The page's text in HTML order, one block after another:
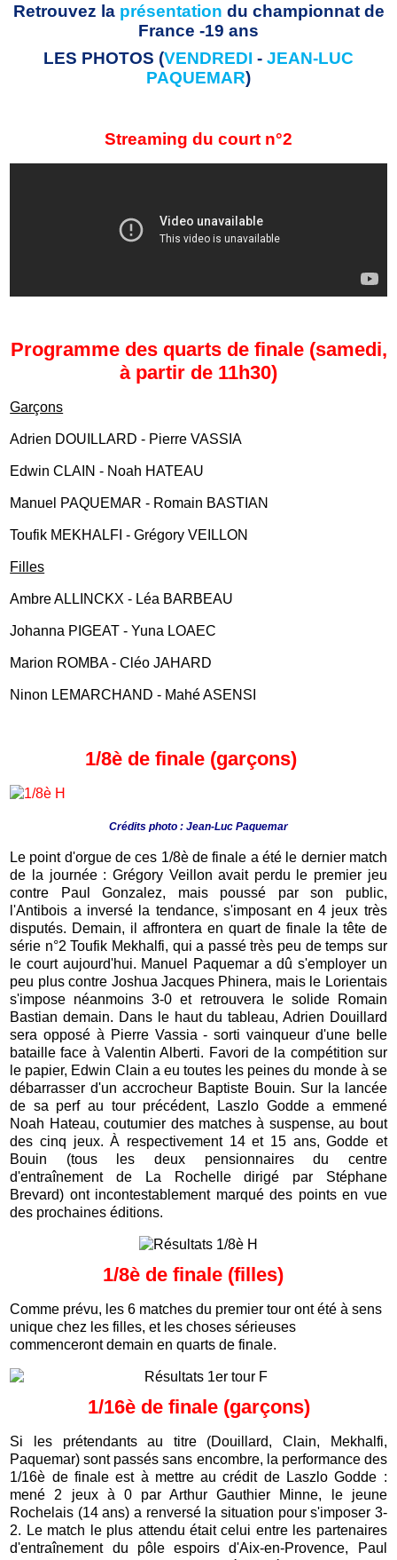
Retrouvez la présentation du championnat de
France -19 ans
LES PHOTOS (VENDREDI - JEAN-LUC
PAQUEMAR)
Streaming du court n°2
Programme des quarts de finale (samedi,
à partir de 11h30)
Garçons
Adrien DOUILLARD - Pierre VASSIA
Edwin CLAIN - Noah HATEAU
Manuel PAQUEMAR - Romain BASTIAN
Toufik MEKHALFI - Grégory VEILLON
Filles
Ambre ALLINCKX - Léa BARBEAU
Johanna PIGEAT - Yuna LOAEC
Marion ROMBA - Cléo JAHARD
Ninon LEMARCHAND - Mahé ASENSI
1/8è de finale (garçons)
Crédits photo : Jean-Luc Paquemar
Le point d'orgue de ces 1/8è de finale a été le dernier match
de la journée : Grégory Veillon avait perdu le premier jeu
contre Paul Gonzalez, mais poussé par son public,
l'Antibois a inversé la tendance, s'imposant en 4 jeux très
disputés. Demain, il affrontera en quart de finale la tête de
série n°2 Toufik Mekhalfi, qui a passé très peu de temps sur
le court aujourd'hui. Manuel Paquemar a dû s'employer un
peu plus contre Joshua Jacques Phinera, mais le Lorientais
s'impose néanmoins 3-0 et retrouvera le solide Romain
Bastian demain. Dans le haut du tableau, Adrien Douillard
sera opposé à Pierre Vassia - sorti vainqueur d'une belle
bataille face à Valentin Alberti. Favori de la compétition sur
le papier, Edwin Clain a eu toutes les peines du monde à se
débarrasser d'un accrocheur Baptiste Bouin. Sur la lancée
de sa perf au tour précédent, Laszlo Godde a emmené
Noah Hateau, coutumier des matches à suspense, au bout
des cinq jeux.À respectivement 14 et 15 ans, Godde et
Bouin (tous les deux pensionnaires du centre
d'entraînement de La Rochelle dirigé par Stéphane
Brevard) ont incontestablement marqué des points en vue
des prochaines éditions.
1/8è de finale (filles)
Comme prévu, les 6 matches du premier tour ont été à sens
unique chez les filles, et les choses sérieuses
commenceront demain en quarts de finale.
1/16è de finale (garçons)
Si les prétendants au titre (Douillard, Clain, Mekhalfi,
Paquemar) sont passés sans encombre, la performance des
1/16è de finale est à mettre au crédit de Laszlo Godde :
mené 2 jeux à 0 par Arthur Gauthier Minne, le jeune
Rochelais (14 ans) a renversé la situation pour s'imposer 3-
2. Le match le plus attendu était celui entre les partenaires
d'entraînement du pôle espoirs d'Aix-en-Provence, Paul